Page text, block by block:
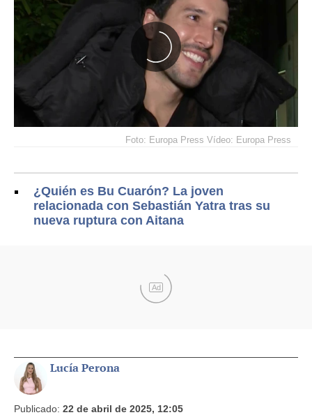
Foto: Europa Press Vídeo: Europa Press
¿Quién es Bu Cuarón? La joven
relacionada con Sebastián Yatra tras su
nueva ruptura con Aitana
Ad
Lucía Perona
Publicado: 22 de abril de 2025, 12:05